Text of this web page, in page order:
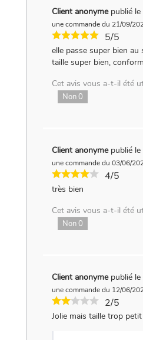
Client anonyme publié
une commande du 21/09/
5/5
elle passe super bien au
taille super bien,
Cet avis vous a-t-il été
Non0
Client anonyme publié
une commande du 03/06/
4/5
très bien
Cet avis vous a-t-il été
Non0
Client anonyme publié
une commande du 12/06/
2/5
Jolie mais taille trop petit